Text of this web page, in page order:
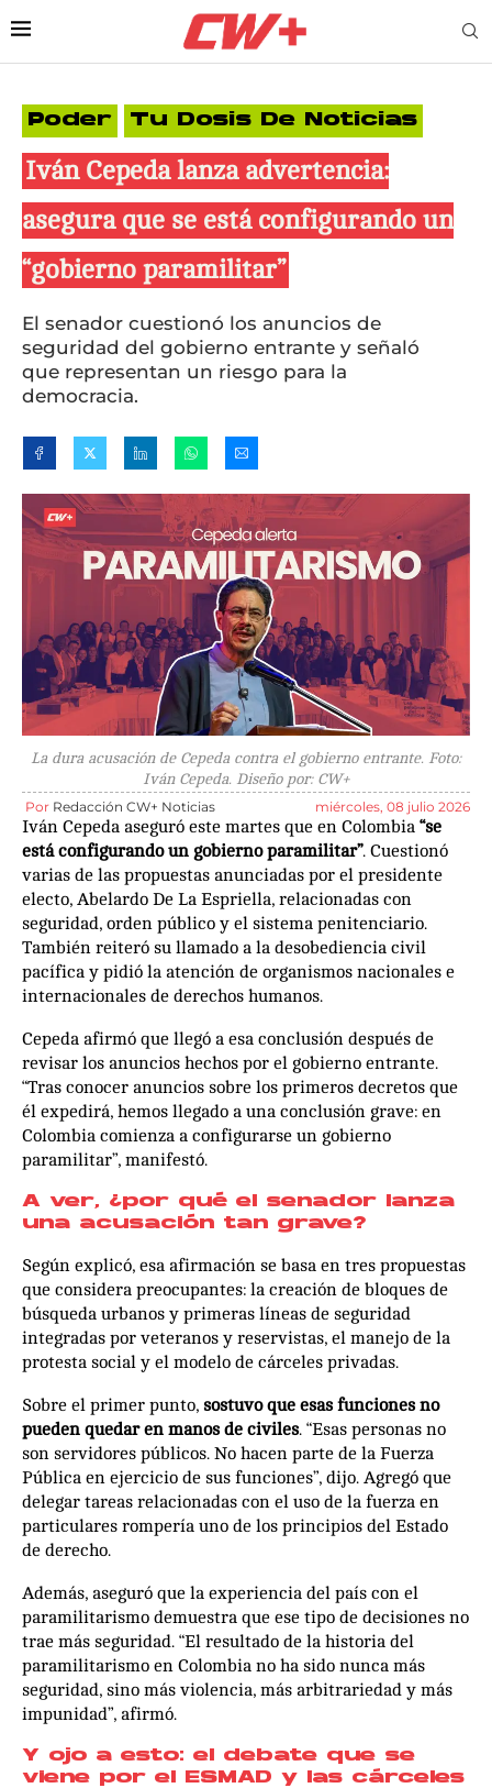
Poder Tu Dosis De Noticias
Iván Cepeda lanza advertencia:
asegura que se está configurando un
“gobierno paramilitar”
El senador cuestionó los anuncios de
seguridad del gobierno entrante y señaló
que representan un riesgo para la
democracia.
La dura acusación de Cepeda contra el gobierno entrante. Foto:
Iván Cepeda. Diseño por: CW+
Por Redacción CW+ Noticias miércoles, 08 julio 2026
Iván Cepeda aseguró este martes que en Colombia “se
está configurando un gobierno paramilitar”. Cuestionó
varias de las propuestas anunciadas por el presidente
electo, Abelardo De La Espriella, relacionadas con
seguridad, orden público y el sistema penitenciario.
También reiteró su llamado a la desobediencia civil
pacífica y pidió la atención de organismos nacionales e
internacionales de derechos humanos.
Cepeda afirmó que llegó a esa conclusión después de
revisar los anuncios hechos por el gobierno entrante.
“Tras conocer anuncios sobre los primeros decretos que
él expedirá, hemos llegado a una conclusión grave: en
Colombia comienza a configurarse un gobierno
paramilitar”, manifestó.
A ver, ¿por qué el senador lanza
una acusación tan grave?
Según explicó, esa afirmación se basa en tres propuestas
que considera preocupantes: la creación de bloques de
búsqueda urbanos y primeras líneas de seguridad
integradas por veteranos y reservistas, el manejo de la
protesta social y el modelo de cárceles privadas.
Sobre el primer punto, sostuvo que esas funciones no
pueden quedar en manos de civiles. “Esas personas no
son servidores públicos. No hacen parte de la Fuerza
Pública en ejercicio de sus funciones”, dijo. Agregó que
delegar tareas relacionadas con el uso de la fuerza en
particulares rompería uno de los principios del Estado
de derecho.
Además, aseguró que la experiencia del país con el
paramilitarismo demuestra que ese tipo de decisiones no
trae más seguridad. “El resultado de la historia del
paramilitarismo en Colombia no ha sido nunca más
seguridad, sino más violencia, más arbitrariedad y más
impunidad”, afirmó.
Y ojo a esto: el debate que se
viene por el ESMAD y las cárceles